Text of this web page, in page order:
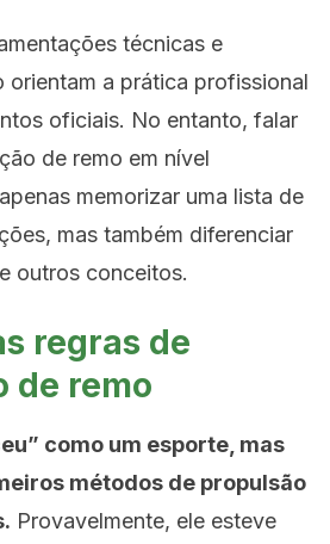
técnicas e
orientam a prática profissional
oficiais. No entanto, falar
de remo em nível
memorizar uma lista de
mas também diferenciar
outros conceitos.
regras de
de remo
como um esporte, mas
métodos de propulsão
Provavelmente, ele esteve